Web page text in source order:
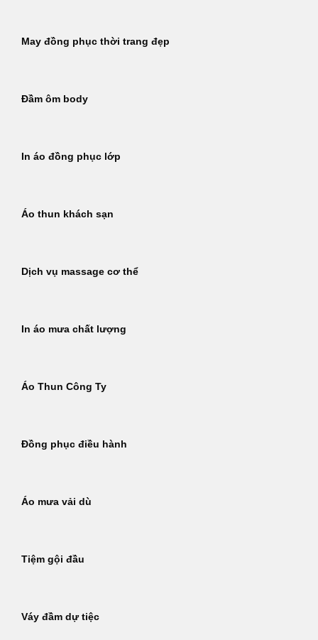
May đồng phục thời trang đẹp
Đầm ôm body
In áo đồng phục lớp
Áo thun khách sạn
Dịch vụ massage cơ thể
In áo mưa chất lượng
Áo Thun Công Ty
Đồng phục điều hành
Áo mưa vải dù
Tiệm gội đầu
Váy đầm dự tiệc